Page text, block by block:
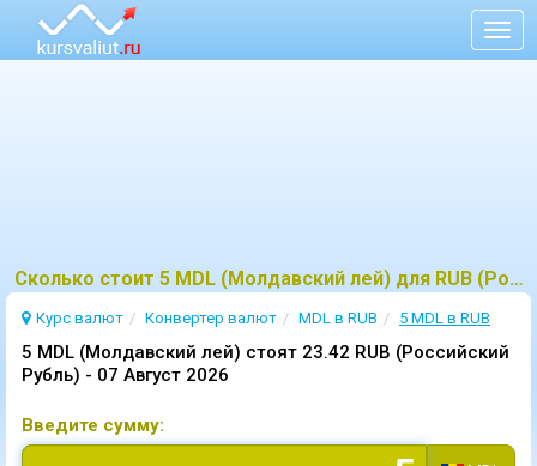
Сколько стоит 5 MDL (Молдавский лей) для RUB (Российский Рубль)?
Курс валют Конвертер валют MDL в RUB 5 MDL в RUB
5 MDL (Молдавский лей) стоят 23.42 RUB (Российский
Рубль) - 07 Август 2026
Введите сумму: